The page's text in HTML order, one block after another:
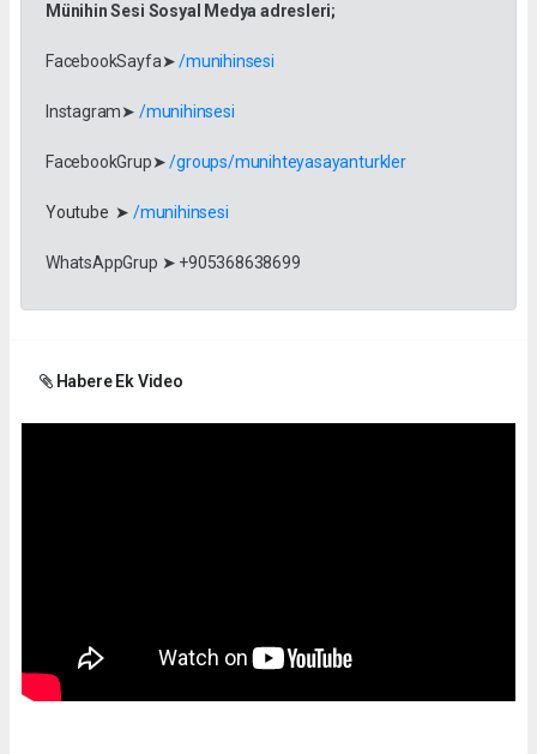
Münihin Sesi Sosyal Medya adresleri;
FacebookSayfa➤/munihinsesi
Instagram➤ /munihinsesi
FacebookGrup➤/groups/munihteyasayanturkler
Youtube ➤ /munihinsesi
WhatsAppGrup ➤ +905368638699
Habere Ek Video